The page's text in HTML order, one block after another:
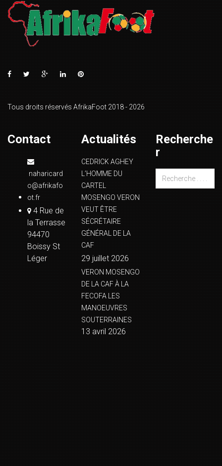
Tous droits réservés AfrikaFoot 2018 - 2026
Contact
naharicard
o@afrikafo
ot.fr
4 Rue de
la Terrasse
94470
Boissy St
Léger
Actualités
CEDRICK AGHEY
L’HOMME DU
CARTEL
MOSENGO VERON
VEUT ÊTRE
SÉCRÉTAIRE
GÉNÉRAL DE LA
CAF
29 juillet 2026
VERON MOSENGO
DE LA CAF À LA
FECOFA LES
MANOEUVRES
SOUTERRAINES
13 avril 2026
Recherche
r